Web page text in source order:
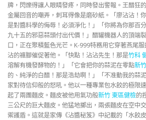
牌，閃爍得讓人眼睛發疼，同時發出警報。王醋狂
金屬回音的嘲弄，刺耳得像是磨砂紙。「廖沾沾！
是對醬料學的侮辱！必須淨化！」「你將為你那百
九十五的邪惡蒜頭付出代價！」醋罐機器人的頂端
口，正在聚積藍色光芒。K-999特務用它穿著燕尾
沾的褲腳催促著他。「快點！沾沾先生！那是竹科
溶解有機發酵物的！」「它會把你的蒜泥在零點新
的、純淨的白醋！那是浩劫啊！」「不准動我的蒜
家對待信仰般的怒吼。他以一種專業包水餃的極限
起了兩團麵皮。麵皮被他用氣功般新竹 東區健檢的
三公尺的巨大麵皮。他猛地擲出，兩張麵皮在空中
禦護盾。這就是家傳《沾醬秘笈》中記載的「水餃